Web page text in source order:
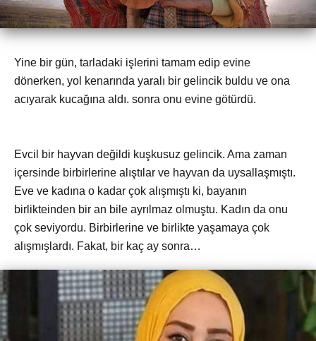
Yine bir gün, tarladaki işlerini tamam edip evine
dönerken, yol kenarında yaralı bir gelincik buldu ve ona
acıyarak kucağına aldı. sonra onu evine götürdü.
Evcil bir hayvan değildi kuşkusuz gelincik. Ama zaman
içersinde birbirlerine alıştılar ve hayvan da uysallaşmıştı.
Eve ve kadına o kadar çok alışmıştı ki, bayanın
birlikteinden bir an bile ayrılmaz olmuştu. Kadın da onu
çok seviyordu. Birbirlerine ve birlikte yaşamaya çok
alışmışlardı. Fakat, bir kaç ay sonra…